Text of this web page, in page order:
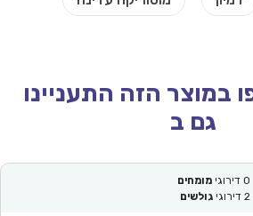
במוצר הזה התעניינו
גם ב
0 דירוגי מומחים
2 דירוגי גולשים